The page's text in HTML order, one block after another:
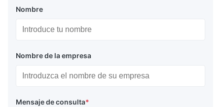
Nombre
Nombre de la empresa
Mensaje de consulta*